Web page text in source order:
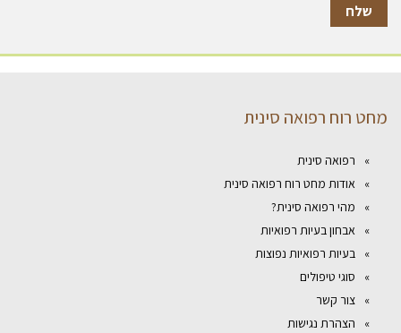
מחט רוח רפואה סינית
רפואה סינית
אודות מחט רוח רפואה סינית
מהי רפואה סינית?
אבחון בעיות רפואיות
בעיות רפואיות נפוצות
סוגי טיפולים
צור קשר
הצהרת נגישות